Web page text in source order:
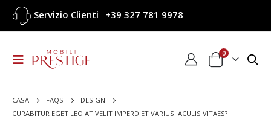
Servizio Clienti +39 327 781 9978
0
CASA FAQS
DESIGN
CURABITUR EGET LEO AT VELIT IMPERDIET VARIUS IACULIS VITAES?